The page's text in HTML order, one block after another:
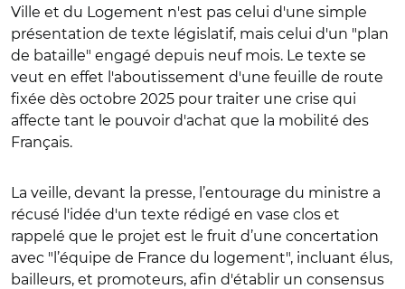
Ville et du Logement n'est pas celui d'une simple
présentation de texte législatif, mais celui d'un "plan
de bataille" engagé depuis neuf mois. Le texte se
veut en effet l'aboutissement d'une feuille de route
fixée dès octobre 2025 pour traiter une crise qui
affecte tant le pouvoir d'achat que la mobilité des
Français.
La veille, devant la presse, l’entourage du ministre a
récusé l'idée d'un texte rédigé en vase clos et
rappelé que le projet est le fruit d’une concertation
avec "l’équipe de France du logement", incluant élus,
bailleurs, et promoteurs, afin d'établir un consensus